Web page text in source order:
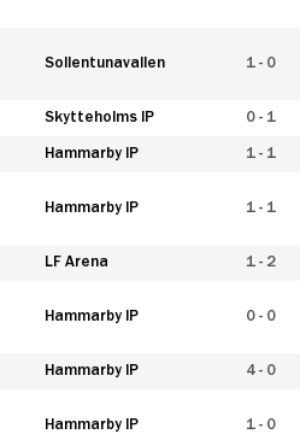
Sollentunavallen 1 - 0
Skytteholms IP 0 - 1
Hammarby IP 1 - 1
Hammarby IP 1 - 1
LF Arena 1 - 2
Hammarby IP 0 - 0
Hammarby IP 4 - 0
Hammarby IP 1 - 0